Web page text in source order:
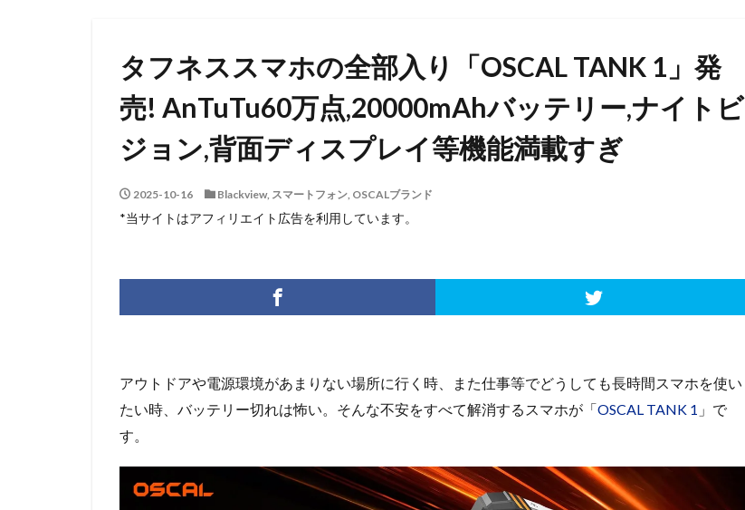
タフネススマホの全部入り「OSCAL TANK 1」発
売! AnTuTu60万点,20000mAhバッテリー,ナイトビ
ジョン,背面ディスプレイ等機能満載すぎ
2025-10-16 Blackview, スマートフォン, OSCALブランド
*当サイトはアフィリエイト広告を利用しています。
アウトドアや電源環境があまりない場所に行く時、また仕事等でどうしても長時間スマホを使い
たい時、バッテリー切れは怖い。そんな不安をすべて解消するスマホが「OSCAL TANK 1 」で
す。